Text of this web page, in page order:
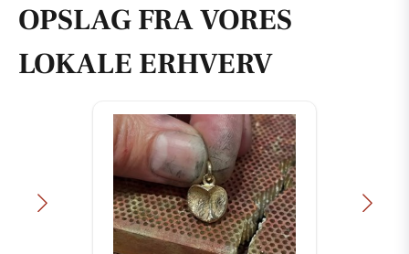
OPSLAG FRA VORES
LOKALE ERHVERV